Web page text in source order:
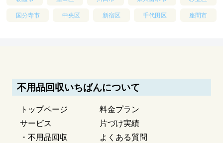
国分寺市 中央区 新宿区 千代田区 座間市
不用品回収いちばんについて
トップページ
サービス
・不用品回収
料金プラン
片づけ実績
よくある質問